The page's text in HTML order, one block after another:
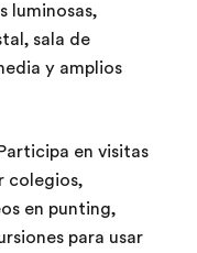
luminosas,
sala de
y amplios
en visitas
colegios,
en punting,
para usar